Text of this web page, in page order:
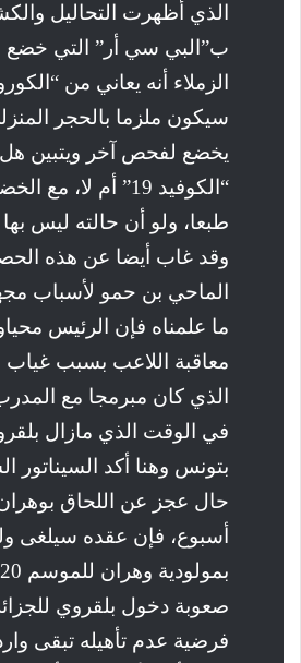
الذي أظهرت التحاليل
ب”البي سي أر” التي خضع
الزملاء أنه يعاني من
سيكون ملزما بالحجر
يخضع لفحص آخر ويتبين
“الكوفيد 19” أم لا،
طبعا، ولو أن حالته ليس
وقد غاب أيضا عن هذه
الماحي بن حمو لأسباب
ما علمناه فإن الرئيس
معاقبة اللاعب بسبب غياب
الذي كان مبرمجا مع
في الوقت الذي مازال
بتونس وهنا أكد السيناتور
حال عجز عن اللحاق
أسبوع، فإن عقده سيلغى
صعوبة دخول بلقروي
فرضية عدم تأهيله تبقى